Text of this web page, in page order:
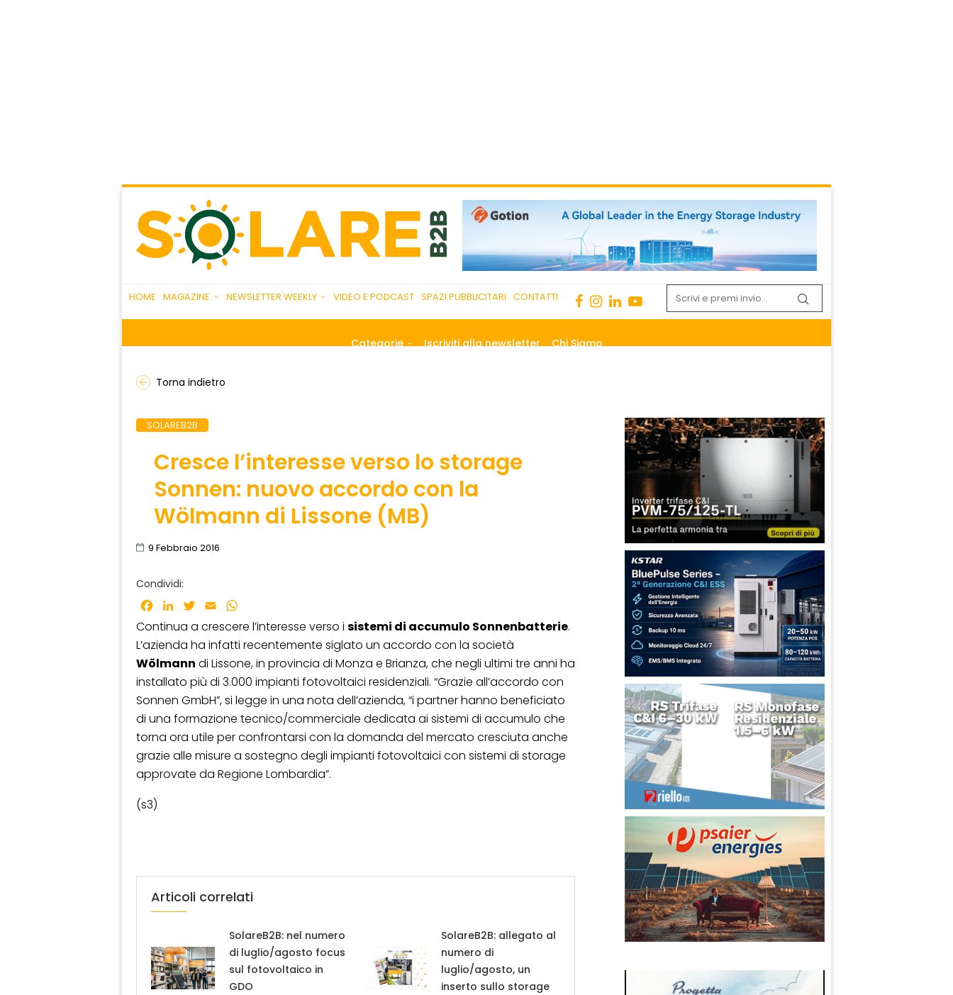
HOME MAGAZINE NEWSLETTER WEEKLY VIDEO E PODCAST SPAZI PUBBLICITARI CONTATTI
Categorie Iscriviti alla newsletter Chi Siamo
Torna indietro
SOLAREB2B
Cresce l’interesse verso lo storage
Sonnen: nuovo accordo con la
Wölmann di Lissone (MB)
9 Febbraio 2016
Condividi:
Facebook
LinkedInTwitter
Email
Continua a crescere l’interesse verso i sistemi di accumulo Sonnenbatterie.
L’azienda ha infatti recentemente siglato un accordo con la società
Wölmann di Lissone, in provincia di Monza e Brianza, che negli ultimi tre anni ha
installato più di 3.000 impianti fotovoltaici residenziali. “Grazie all’accordo con
Sonnen GmbH”, si legge in una nota dell’azienda, “i partner hanno beneficiato
di una formazione tecnico/commerciale dedicata ai sistemi di accumulo che
torna ora utile per confrontarsi con la domanda del mercato cresciuta anche
grazie alle misure a sostegno degli impianti fotovoltaici con sistemi di storage
approvate da Regione Lombardia”.
(s3)
Articoli correlati
SolareB2B: nel numero
di luglio/agosto focus
sul fotovoltaico in
GDO
SolareB2B: allegato al
numero di
luglio/agosto, un
inserto sullo storage